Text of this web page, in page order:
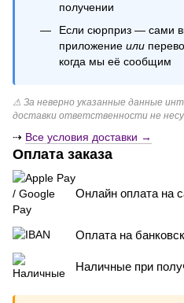
Свечи на торт купить
Праздничная одноразовая посуда
получении
Если сюрприз — сами
приложение или
когда мы её сообщим
⚠ За неверно указанные данные
доставки ответственности не
⇢ Все условия доставки →
Оплата заказа
Онлайн оплата на
Оплата на
Наличные при